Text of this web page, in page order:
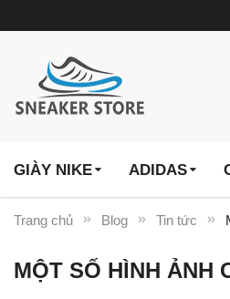
GIÀY NIKE ADIDAS
Trang chủ Blog Tin tức
MỘT SỐ HÌNH ẢNH